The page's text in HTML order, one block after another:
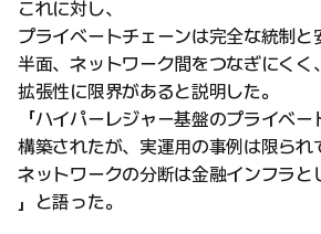
これに対し、
プライベートチェーンは完全な統制と
半面、ネットワーク間をつなぎにくく、
拡張性に限界があると説明した。
「ハイパーレジャー基盤のプライベ
構築されたが、実運用の事例は限られ
ネットワークの分断は金融インフラと
」と語った。